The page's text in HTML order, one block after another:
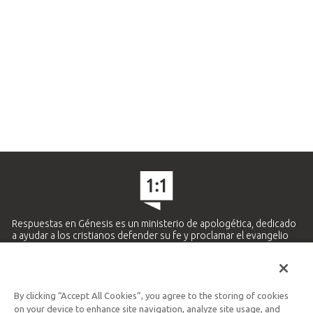
Respuestas en Génesis es un ministerio de apologética, dedicado
a ayudar a los cristianos defender su fe y proclamar el evangelio
Ministerio Hispano y Latinoamericano
By clicking “Accept All Cookies”, you agree to the storing of cookies
on your device to enhance site navigation, analyze site usage, and